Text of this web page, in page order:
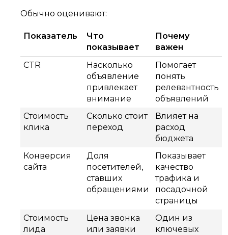
Обычно оценивают:
Показатель
Что
показывает
Почему
важен
CTR
Насколько
объявление
привлекает
внимание
Помогает
понять
релевантность
объявлений
Стоимость
клика
Сколько стоит
переход
Влияет на
расход
бюджета
Конверсия
сайта
Доля
посетителей,
ставших
обращениями
Показывает
качество
трафика и
посадочной
страницы
Стоимость
лида
Цена звонка
или заявки
Один из
ключевых